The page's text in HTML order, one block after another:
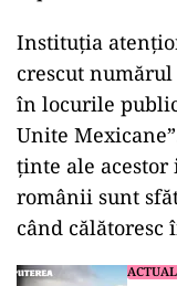
Instituția
crescut
în locurile
Unite
ținte ale
românii sunt
când călătoresc